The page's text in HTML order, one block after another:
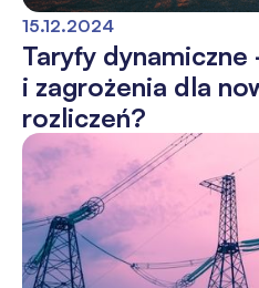
15.12.2024
Taryfy
i zagrożenia dla
rozliczeń?